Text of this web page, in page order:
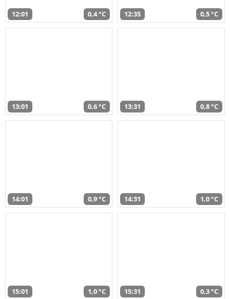
12:01 0,4 °C 12:35 0,5 °C
13:01 0,6 °C 13:31 0,8 °C
14:01 0,9 °C 14:31 1,0 °C
15:01 1,0 °C 15:31 0,3 °C